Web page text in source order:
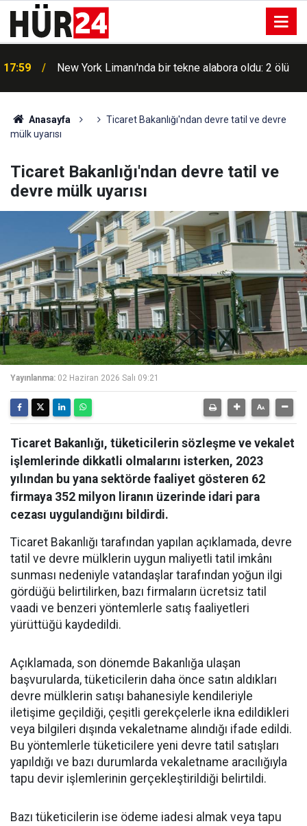
17:59 New York Limanı'nda bir tekne alabora oldu: 2 ölü
Anasayfa
Ticaret Bakanlığı'ndan devre tatil ve devre
mülk uyarısı
Ticaret Bakanlığı'ndan devre tatil ve
devre mülk uyarısı
Yayınlanma: 02 Haziran 2026 Salı 09:21
Ticaret Bakanlığı, tüketicilerin sözleşme ve vekalet
işlemlerinde dikkatli olmalarını isterken, 2023
yılından bu yana sektörde faaliyet gösteren 62
firmaya 352 milyon liranın üzerinde idari para
cezası uygulandığını bildirdi.
Ticaret Bakanlığı tarafından yapılan açıklamada, devre
tatil ve devre mülklerin uygun maliyetli tatil imkânı
sunması nedeniyle vatandaşlar tarafından yoğun ilgi
gördüğü belirtilirken, bazı firmaların ücretsiz tatil
vaadi ve benzeri yöntemlerle satış faaliyetleri
yürüttüğü kaydedildi.
Açıklamada, son dönemde Bakanlığa ulaşan
başvurularda, tüketicilerin daha önce satın aldıkları
devre mülklerin satışı bahanesiyle kendileriyle
iletişime geçildiği, çeşitli gerekçelerle ikna edildikleri
veya bilgileri dışında vekaletname alındığı ifade edildi.
Bu yöntemlerle tüketicilere yeni devre tatil satışları
yapıldığı ve bazı durumlarda vekaletname aracılığıyla
tapu devir işlemlerinin gerçekleştirildiği belirtildi.
Bazı tüketicilerin ise ödeme iadesi almak veya tapu